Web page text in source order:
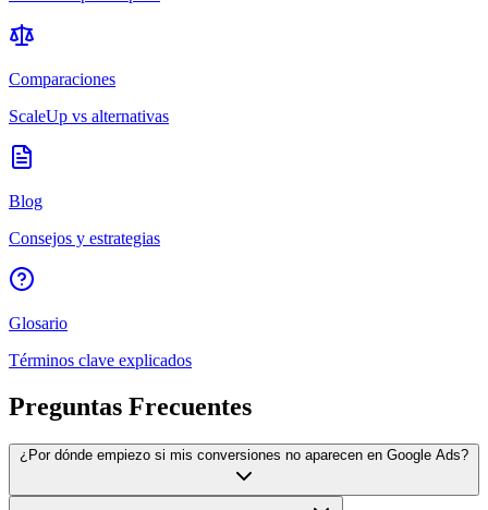
Comparaciones
ScaleUp vs alternativas
Blog
Consejos y estrategias
Glosario
Términos clave explicados
Preguntas Frecuentes
¿Por dónde empiezo si mis conversiones no aparecen en Google Ads?